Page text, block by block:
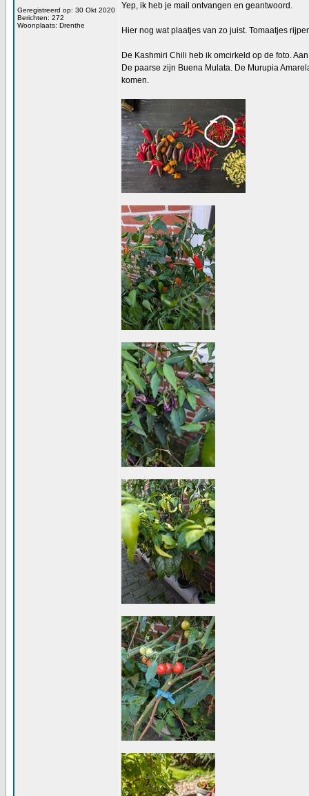
Geregistreerd op: 30 Okt 2020
Berichten: 272
Woonplaats: Drenthe
Yep, ik heb je mail ontvangen en geantwoord.
Hier nog wat plaatjes van zo juist. Tomaatjes
De Kashmiri Chili heb ik omcirkeld op de foto.
De paarse zijn Buena Mulata. De Murupia
komen.